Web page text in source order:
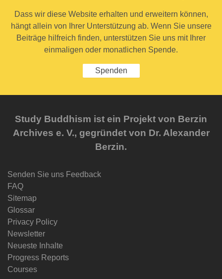
Dass wir diese Website erhalten und erweitern können,
hängt allein von Ihrer Unterstützung ab. Wenn Sie unsere
Beiträge hilfreich finden, unterstützen Sie uns mit Ihrer
einmaligen oder monatlichen Spende.
Spenden
Study Buddhism ist ein Projekt von Berzin
Archives e. V., gegründet von Dr. Alexander
Berzin.
Senden Sie uns Feedback
FAQ
Sitemap
Glossar
Privacy Policy
Newsletter
Neueste Inhalte
Progress Reports
Courses